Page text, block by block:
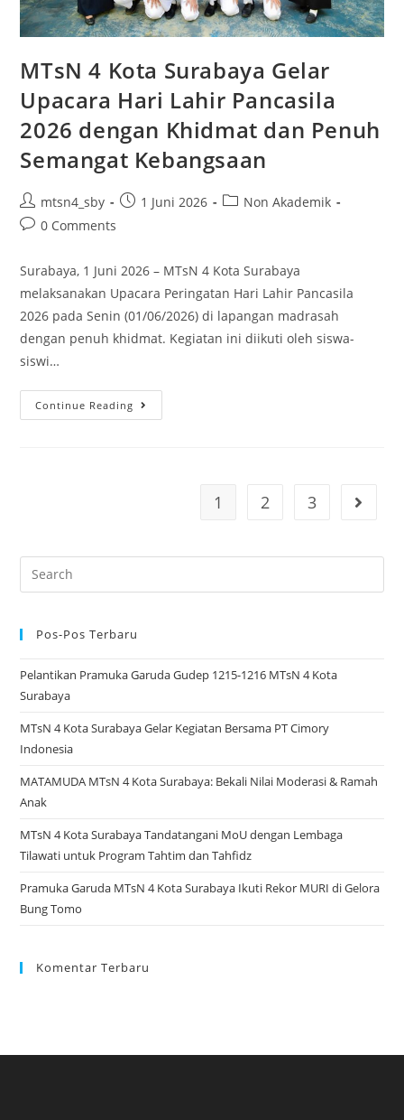
Penghargaan
Terbaik
MTsN 4 Kota Surabaya Gelar
Upacara Hari Lahir Pancasila
2026 dengan Khidmat dan Penuh
Semangat Kebangsaan
Post
author:
mtsn4_sby
Post1 Juni 2026
PostNon Akademik
Post0 Comments
Surabaya, 1 Juni 2026 – MTsN 4 Kota Surabaya
melaksanakan Upacara Peringatan Hari Lahir Pancasila
2026 pada Senin (01/06/2026) di lapangan madrasah
dengan penuh khidmat. Kegiatan ini diikuti oleh siswa-
siswi…
Continue Reading
4
Lahir
dan
Kebangsaan
1 2 3 Go to
Search
for:
Pos-Pos Terbaru
Pelantikan Pramuka Garuda Gudep 1215-1216 MTsN 4 Kota
Surabaya
MTsN 4 Kota Surabaya Gelar Kegiatan Bersama PT Cimory
Indonesia
MATAMUDA MTsN 4 Kota Surabaya: Bekali Nilai Moderasi & Ramah
Anak
MTsN 4 Kota Surabaya Tandatangani MoU dengan Lembaga
Tilawati untuk Program Tahtim dan Tahfidz
Pramuka Garuda MTsN 4 Kota Surabaya Ikuti Rekor MURI di Gelora
Bung Tomo
Komentar Terbaru